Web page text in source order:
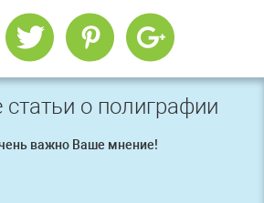
о полиграфии
важно Ваше мнение!